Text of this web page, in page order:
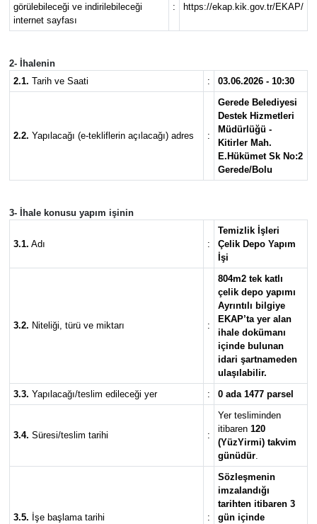
görülebileceği ve indirilebileceği
internet sayfası
: https://ekap.kik.gov.tr/EKAP/
2- İhalenin
2.1. Tarih ve Saati : 03.06.2026 - 10:30
2.2. Yapılacağı (e-tekliflerin açılacağı) adres :
Gerede Belediyesi
Destek Hizmetleri
Müdürlüğü -
Kitirler Mah.
E.Hükümet Sk No:2
Gerede/Bolu
3- İhale konusu yapım işinin
3.1. Adı :
Temizlik İşleri
Çelik Depo Yapım
İşi
3.2. Niteliği, türü ve miktarı :
804m2 tek katlı
çelik depo yapımı
Ayrıntılı bilgiye
EKAP’ta yer alan
ihale dokümanı
içinde bulunan
idari şartnameden
ulaşılabilir.
3.3. Yapılacağı/teslim edileceği yer : 0 ada 1477 parsel
3.4. Süresi/teslim tarihi :
Yer tesliminden
itibaren 120
(YüzYirmi) takvim
günüdür.
3.5. İşe başlama tarihi :
Sözleşmenin
imzalandığı
tarihten itibaren 3
gün içinde